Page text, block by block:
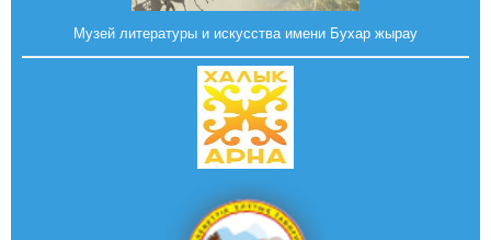
Музей литературы и искусства имени Бухар жырау